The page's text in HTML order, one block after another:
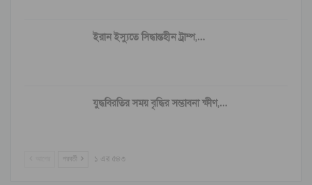
ইরান ইস্যুতে সিদ্ধান্তহীন ট্রাম্প,…
যুদ্ধবিরতির সময় বৃদ্ধির সম্ভাবনা ক্ষীণ,…
পরবর্তী ১ এর ৫৪৩